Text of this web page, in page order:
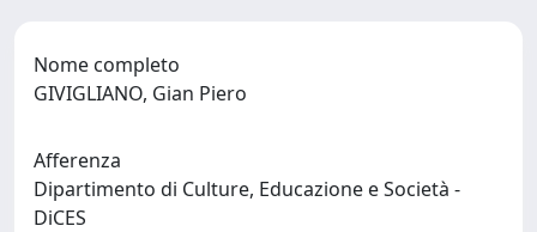
Nome completo
GIVIGLIANO, Gian Piero
Afferenza
Dipartimento di Culture, Educazione e Società -
DiCES